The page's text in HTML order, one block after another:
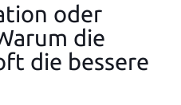
oder
die
die bessere